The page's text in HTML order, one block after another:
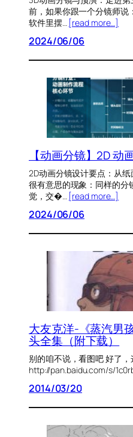
前，如果你跟一个分镜师说
软件里摆… [read more…]
2024/06/06
【动画分镜】2D 动
2D动画分镜设计要点：从
很有意思的现象：同样的分
觉，交�… [read more…]
2024/06/06
大友克洋-《蒸汽男
头全集（附下载）
别的咱不说，看图吧 好了，
http://pan.baidu.com/s/
2014/03/20